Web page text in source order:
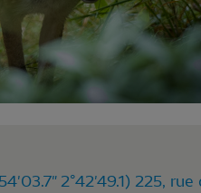
2°42'49.1) 225,